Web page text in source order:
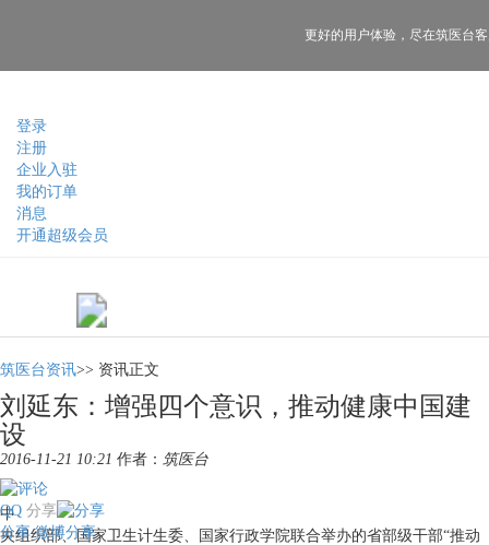
登录
注册
企业入驻
我的订单
消息
开通超级会员
更好的用户体验， 尽在筑医台
筑医台资讯>> 资讯正文
刘延东：增强四个意识，推动健康中国建
设
2016-11-21 10:21 作者： 筑医台
分享
QQ
分享 微博分享
中
央组织部、国家卫生计生委、国家行政学院联合举办的省部级干部“推动